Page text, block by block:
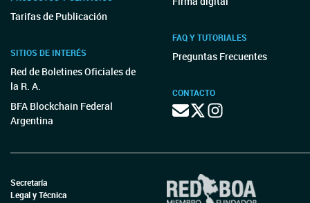
Tarifas de Publicación
SITIOS DE INTERÉS
Red de Boletines Oficiales de
la R. A.
BFA Blockchain Federal
Argentina
FAQ Y TUTORIALES
Preguntas Frecuentes
CONTACTO
Secretaría
Legal y Técnica